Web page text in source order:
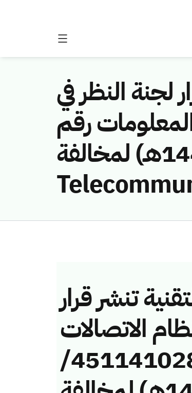
لجنة النظر في
رقم
(451141028/ق/1445هـ) لمخالفة (BaadAwal Saudi
تنشر قرار
الاتصالات
وتقنية المعلومات رقم (451141028/